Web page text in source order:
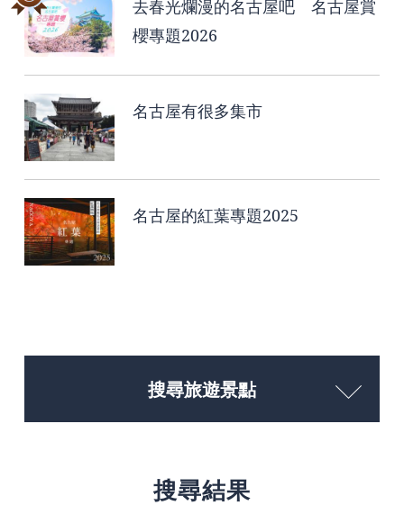
去春光爛漫的名古屋吧 名古屋賞
櫻專題2026
名古屋有很多集市
名古屋的紅葉專題2025
搜尋旅遊景點
搜尋結果